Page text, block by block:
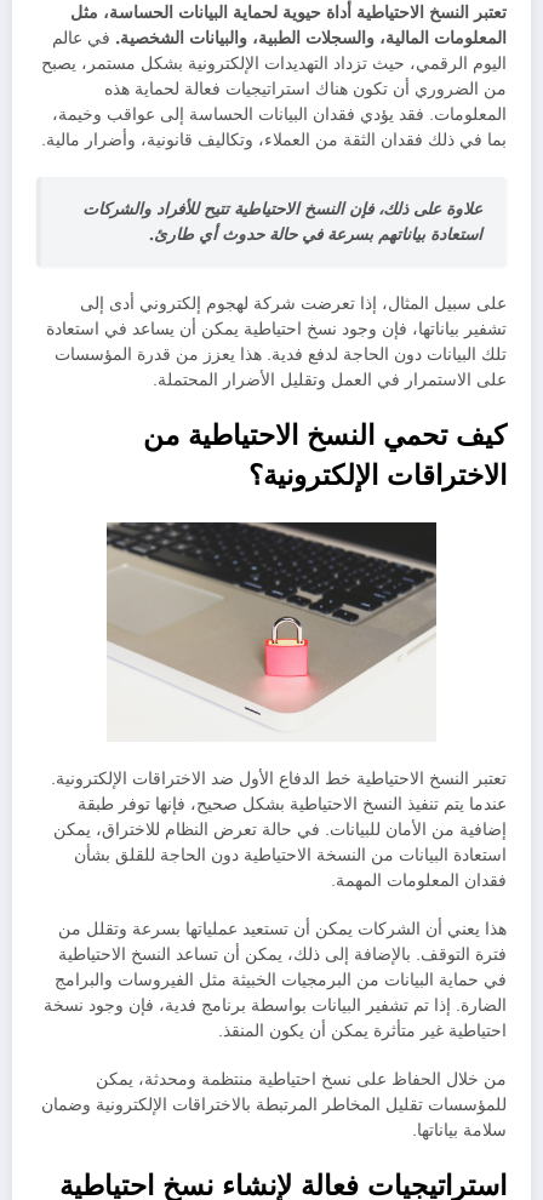
تعتبر النسخ الاحتياطية أداة حيوية لحماية البيانات الحساسة، مثل
المعلومات المالية، والسجلات الطبية، والبيانات الشخصية. في عالم
اليوم الرقمي، حيث تزداد التهديدات الإلكترونية بشكل مستمر، يصبح
من الضروري أن تكون هناك استراتيجيات فعالة لحماية هذه
المعلومات. فقد يؤدي فقدان البيانات الحساسة إلى عواقب وخيمة،
بما في ذلك فقدان الثقة من العملاء، وتكاليف قانونية، وأضرار مالية.
علاوة على ذلك، فإن النسخ الاحتياطية تتيح للأفراد والشركات
استعادة بياناتهم بسرعة في حالة حدوث أي طارئ.
على سبيل المثال، إذا تعرضت شركة لهجوم إلكتروني أدى إلى
تشفير بياناتها، فإن وجود نسخ احتياطية يمكن أن يساعد في استعادة
تلك البيانات دون الحاجة لدفع فدية. هذا يعزز من قدرة المؤسسات
على الاستمرار في العمل وتقليل الأضرار المحتملة.
كيف تحمي النسخ الاحتياطية من
الاختراقات الإلكترونية؟
تعتبر النسخ الاحتياطية خط الدفاع الأول ضد الاختراقات الإلكترونية.
عندما يتم تنفيذ النسخ الاحتياطية بشكل صحيح، فإنها توفر طبقة
إضافية من الأمان للبيانات. في حالة تعرض النظام للاختراق، يمكن
استعادة البيانات من النسخة الاحتياطية دون الحاجة للقلق بشأن
فقدان المعلومات المهمة.
هذا يعني أن الشركات يمكن أن تستعيد عملياتها بسرعة وتقلل من
فترة التوقف. بالإضافة إلى ذلك، يمكن أن تساعد النسخ الاحتياطية
في حماية البيانات من البرمجيات الخبيثة مثل الفيروسات والبرامج
الضارة. إذا تم تشفير البيانات بواسطة برنامج فدية، فإن وجود نسخة
احتياطية غير متأثرة يمكن أن يكون المنقذ.
من خلال الحفاظ على نسخ احتياطية منتظمة ومحدثة، يمكن
للمؤسسات تقليل المخاطر المرتبطة بالاختراقات الإلكترونية وضمان
سلامة بياناتها.
استراتيجيات فعالة لإنشاء نسخ احتياطية